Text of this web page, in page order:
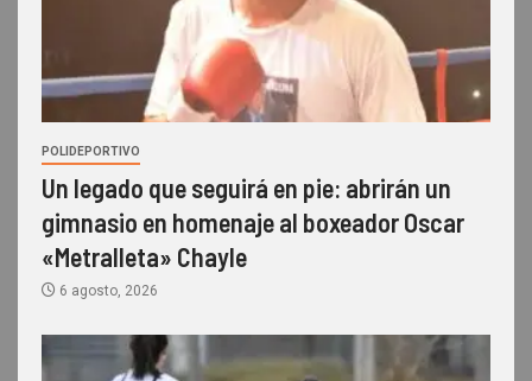
POLIDEPORTIVO
Un legado que seguirá en pie: abrirán un
gimnasio en homenaje al boxeador Oscar
«Metralleta» Chayle
6 agosto, 2026